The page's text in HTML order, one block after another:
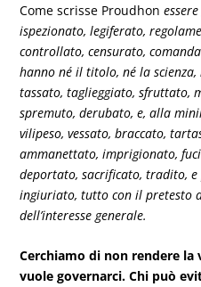
Come scrisse Proudhon
ispezionato, legiferato,
controllato, censurato,
hanno né il titolo, né la
tassato, taglieggiato, sfruttato,
spremuto, derubato, e, alla
vilipeso, vessato, braccato,
ammanettato, imprigionato,
deportato, sacrificato, tradito,
ingiuriato, tutto con il pretesto
dell’interesse generale.
Cerchiamo di non rendere la
vuole governarci. Chi può